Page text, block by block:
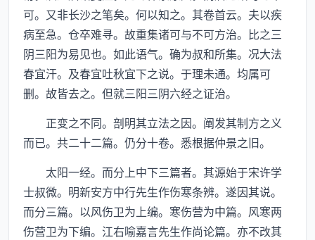
可。又非长沙之笔矣。何以知之。其卷首云。夫以疾
病至急。仓卒难寻。故重集诸可与不可方治。比之三
阴三阳为易见也。如此语气。确为叔和所集。况大法
春宜汗。及春宜吐秋宜下之说。于理未通。均属可
删。故皆去之。但就三阳三阴六经之证治。
正变之不同。剖明其立法之因。阐发其制方之义
而已。共二十二篇。仍分十卷。悉根据仲景之旧。
太阳一经。而分上中下三篇者。其源始于宋许学
士叔微。明新安方中行先生作伤寒条辨。遂因其说。
而分三篇。以风伤卫为上编。寒伤营为中篇。风寒两
伤营卫为下编。江右喻嘉言先生作尚论篇。亦不改其